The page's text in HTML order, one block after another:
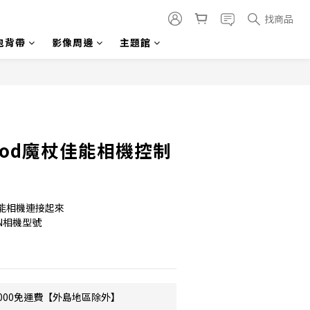
找商品
背帶
影像周邊 主題館
魔杖佳能相機控制
相機連接起來
機型號
免運費【外島地區除外】